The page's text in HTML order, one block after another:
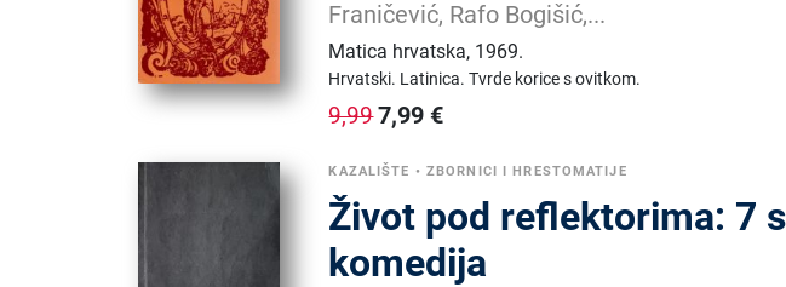
Franičević, Rafo Bogišić,...
Matica hrvatska, 1969.
Hrvatski. Latinica.Tvrde korice s ovitkom.
9,997,99 €
KAZALIŠTE • ZBORNICI I HRESTOMATIJE
Život pod reflektorima: 7
komedija